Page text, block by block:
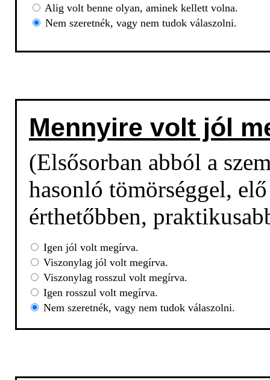
Alig volt benne olyan, aminek kellett volna.
Nem szeretnék, vagy nem tudok válaszolni.
Mennyire volt jól
(Elsősorban abból a
hasonló tömörséggel,
érthetőbben,
Igen jól volt megírva.
Viszonylag jól volt megírva.
Viszonylag rosszul volt megírva.
Igen rosszul volt megírva.
Nem szeretnék, vagy nem tudok válaszolni.